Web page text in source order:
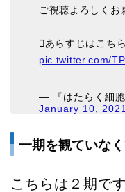
ご視聴よろしくお
あらすじはこちら
pic.twitter.com/
— 『はたらく細
January 10,
一期を観ていな
こちらは２期で